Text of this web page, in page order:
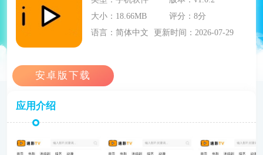
大小：18.66MB
评分：8分
语言：简体中文
更新时间：2026-07-29
应用介绍